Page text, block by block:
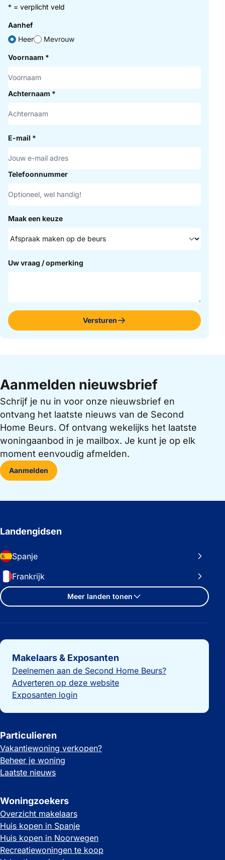
* = verplicht veld
Aanhef
Heer
Mevrouw
Voornaam *
Achternaam *
E-mail *
Telefoonnummer
Maak een keuze
Uw vraag / opmerking
Versturen
Aanmelden nieuwsbrief
Schrijf je nu in voor onze nieuwsbrief en
ontvang het laatste nieuws van de Second
Home Beurs. Of ontvang wekelijks het laatste
woningaanbod in je mailbox. Je kunt je op elk
moment eenvoudig afmelden.
Aanmelden
Landengidsen
Spanje
Frankrijk
Meer landen tonen
Belangrijke links
Makelaars & Exposanten
Deelnemen aan de Second Home Beurs?
Adverteren op deze website
Exposanten login
Particulieren
Vakantiewoning verkopen?
Beheer je woning
Laatste nieuws
Woningzoekers
Overzicht makelaars
Huis kopen in Spanje
Huis kopen in Noorwegen
Recreatiewoningen te koop